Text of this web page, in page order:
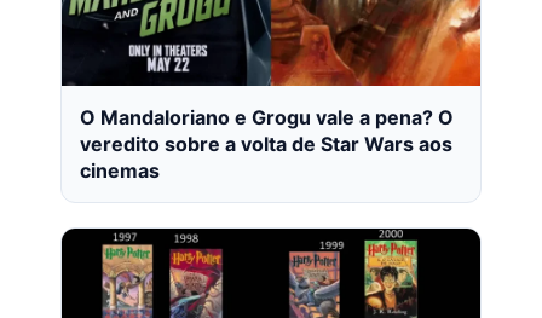
O Mandaloriano e Grogu vale a pena? O
veredito sobre a volta de Star Wars aos
cinemas